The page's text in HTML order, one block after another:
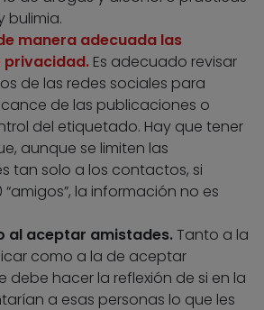
bulimia.
manera adecuada las
privacidad. Es adecuado revisar
de las redes sociales para
de las publicaciones o
del etiquetado. Hay que tener
aunque se limiten las
tan solo a los contactos, si
la información no es
al aceptar amistades.Tanto a la
como a la de aceptar
debe hacer la reflexión de si en la
a esas personas lo que les